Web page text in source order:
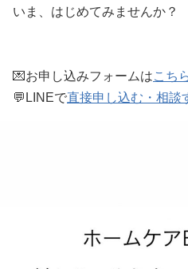
いま、はじめてみませんか？
💌お申し込みフォームはこち
💬LINEで直接申し込む・相談